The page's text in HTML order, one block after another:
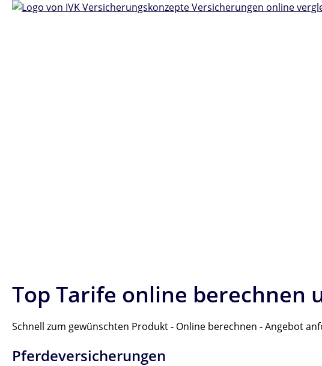
Top Tarife online berechnen
Schnell zum gewünschten Produkt - Online berechnen - Angebot
Pferdeversicherungen